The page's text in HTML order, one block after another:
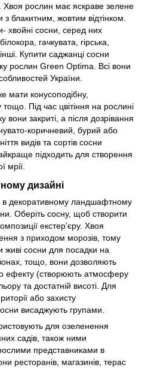
рослин має яскраве зелене
блакитним, жовтим відтінком.
хвойні сосни, серед них
гачкувата, гірська,
Купити саджанці сосни
рослин Green Optima. Всі вони
України.
мати конусоподібну,
Під час цвітіння на рослині
закриті, а після дозрівання
коричневий, бурий або
видів та сортів сосни
підходить для створення
мрії.
дизайні
в декоративному ландшафтному
Оберіть сосну, щоб створити
екстер’єру. Хвоя
з приходом морозів, тому
живі сосни для посадки на
тощо, вони дозволяють
ефекту (створюють атмосферу
та достатній висоті. Для
або захисту
висаджують групами.
для озеленення
садів, також ними
представниками в
ресторанів, магазинів, терас